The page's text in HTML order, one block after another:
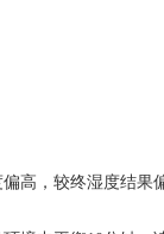
，较终湿度结果偏